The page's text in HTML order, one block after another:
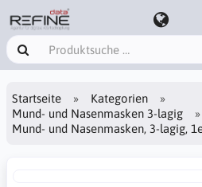
Startseite
Kategorien
Mund- und Nasenmasken 3-lagig
Mund- und Nasenmasken, 3-lagig,